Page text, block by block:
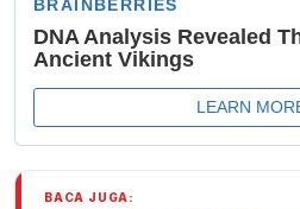
BACA JUGA: